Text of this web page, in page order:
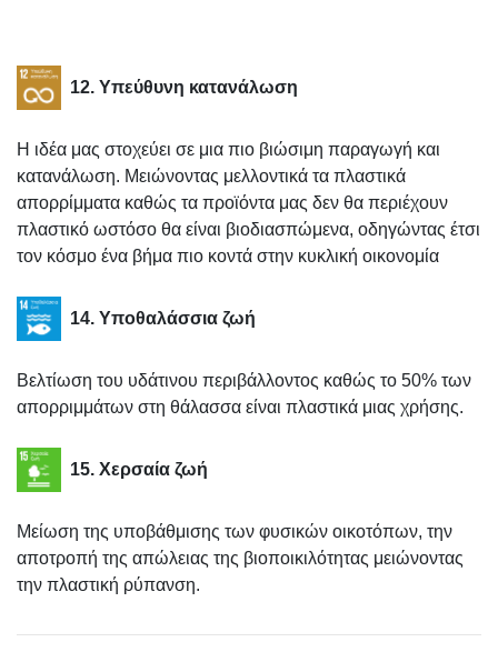
12. Υπεύθυνη κατανάλωση
Η ιδέα μας στοχεύει σε μια πιο βιώσιμη παραγωγή και
κατανάλωση. Μειώνοντας μελλοντικά τα πλαστικά
απορρίμματα καθώς τα προϊόντα μας δεν θα περιέχουν
πλαστικό ωστόσο θα είναι βιοδιασπώμενα, οδηγώντας έτσι
τον κόσμο ένα βήμα πιο κοντά στην κυκλική οικονομία
14. Υποθαλάσσια ζωή
Βελτίωση του υδάτινου περιβάλλοντος καθώς το 50% των
απορριμμάτων στη θάλασσα είναι πλαστικά μιας χρήσης.
15. Χερσαία ζωή
Mείωση της υποβάθμισης των φυσικών οικοτόπων, την
αποτροπή της απώλειας της βιοποικιλότητας μειώνοντας
την πλαστική ρύπανση.